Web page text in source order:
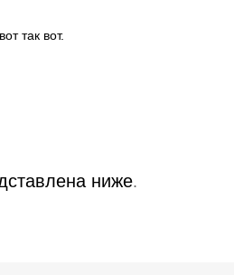
вот так вот.
ниже.